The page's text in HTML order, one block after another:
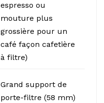
espresso ou
mouture plus
grossière pour un
café façon cafetière
à filtre)
Grand support de
porte-filtre (58 mm)